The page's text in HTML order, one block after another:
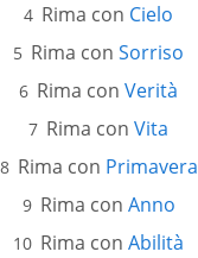
Rima con Cielo
Rima con Sorriso
Rima con Verità
Rima con Vita
Rima con Primavera
Rima con Anno
Rima con Abilità